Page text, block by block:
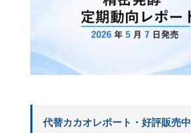
代替カカオレポート・好評販売中